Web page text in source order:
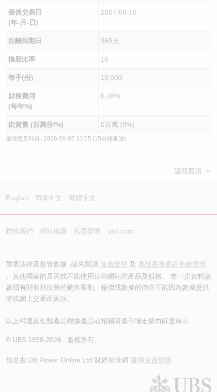
最後交易日
(年-月-日)
2027-08-10
距離到期日 369天
換股比率 10
每手(份) 10,000
財務費用
(每年%)
0.40%
街貨量 (百萬份/%) 0百萬 (0%)
最後更新時間: 2026-08-07 10:55 (15分鐘延遲)
返回頁頂
English 简体中文 繁體中文
聯絡我們 網站地圖 私隱聲明 ubs.com
重要法律及規管數據 -請先閱讀 免責聲明 及 具體香港產品免責聲明
。其他國家的居民或不能使用這些網站的產品及服務。 進一步資料請
參閱有關個別服務的銷售限制。報價或數據的傳送可能因為數據提供
者或網上交通而延誤。
以上精選及焦點產品根據產品或相關資產市場走勢而篩選展示
© UBS 1998-2026 . 版權所有。
信息由 DB Power Online Ltd“財經智珠網”提供免責聲明